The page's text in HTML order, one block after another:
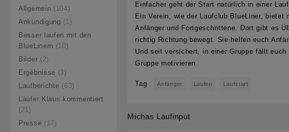
Allgemein (104)
Ankündigung (1)
Besser laufen mit den
BlueLinern (10)
Bilder (2)
Ergebnisse (3)
Laufberichte (63)
Läufer Klaus kommentiert
(21)
Presse (17)
Einfacher geht der Start natürlich in einer
Ein Verein, wie der Laufclub BlueLiner,
Anfänger und Fortgeschrittene. Dort gibt es
richtig Richtung bewegt. Sie helfen euch
Und seit versichert, in einer Gruppe fällt
Gruppe motivieren.
Tag : Anfänger Laufen Laufstart
Beitragsnavigation
Michas Laufinput